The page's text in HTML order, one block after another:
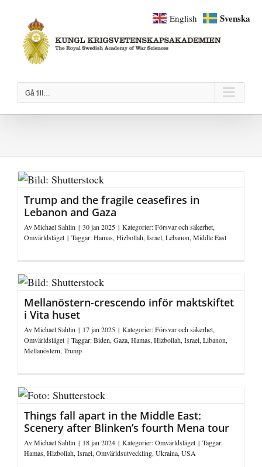
innehållet
Gå till…
Trump and the fragile ceasefires in
Lebanon and Gaza
AvMichael Sahlin | 30 jan 2025 | Kategorier:Försvar och säkerhet,
Omvärldsläget | Taggar:Hamas,Hizbollah,Israel,Lebanon,Middle East
Mellanöstern-crescendo inför maktskiftet
i Vita huset
AvMichael Sahlin | 17 jan 2025 | Kategorier:Försvar och säkerhet,
Omvärldsläget | Taggar:Biden,Gaza,Hamas,Hizbollah,Israel,Libanon,
Mellanöstern,Trump
Things fall apart in the Middle East:
Scenery after Blinken’s fourth Mena tour
AvMichael Sahlin | 18 jan 2024 | Kategorier:Omvärldsläget | Taggar:
Hamas,Hizbollah,Israel,Omvärldsutveckling,Ukraina,USA
English Svenska